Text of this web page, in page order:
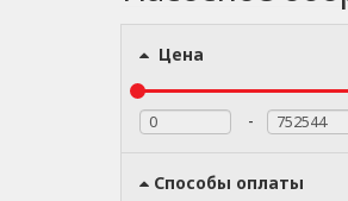
Цена
-
Способы оплаты